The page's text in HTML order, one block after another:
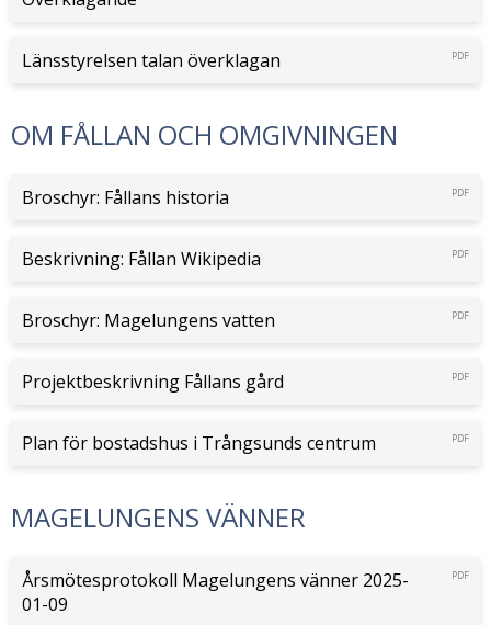
Länsstyrelsen talan överklagan PDF
OM FÅLLAN OCH OMGIVNINGEN
Broschyr: Fållans historia PDF
Beskrivning: Fållan Wikipedia PDF
Broschyr: Magelungens vatten PDF
Projektbeskrivning Fållans gård PDF
Plan för bostadshus i Trångsunds centrum PDF
MAGELUNGENS VÄNNER
Årsmötesprotokoll Magelungens vänner 2025-
01-09
PDF